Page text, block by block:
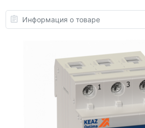
Информация о товаре